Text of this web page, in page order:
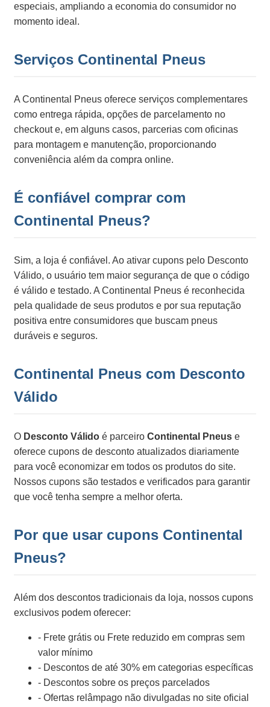
especiais, ampliando a economia do consumidor no
momento ideal.
Serviços Continental Pneus
A Continental Pneus oferece serviços complementares
como entrega rápida, opções de parcelamento no
checkout e, em alguns casos, parcerias com oficinas
para montagem e manutenção, proporcionando
conveniência além da compra online.
É confiável comprar com
Continental Pneus?
Sim, a loja é confiável. Ao ativar cupons pelo Desconto
Válido, o usuário tem maior segurança de que o código
é válido e testado. A Continental Pneus é reconhecida
pela qualidade de seus produtos e por sua reputação
positiva entre consumidores que buscam pneus
duráveis e seguros.
Continental Pneus com Desconto
Válido
O Desconto Válido é parceiro Continental Pneus e
oferece cupons de desconto atualizados diariamente
para você economizar em todos os produtos do site.
Nossos cupons são testados e verificados para garantir
que você tenha sempre a melhor oferta.
Por que usar cupons Continental
Pneus?
Além dos descontos tradicionais da loja, nossos cupons
exclusivos podem oferecer:
- Frete grátis ou Frete reduzido em compras sem
valor mínimo
- Descontos de até 30% em categorias específicas
- Descontos sobre os preços parcelados
- Ofertas relâmpago não divulgadas no site oficial